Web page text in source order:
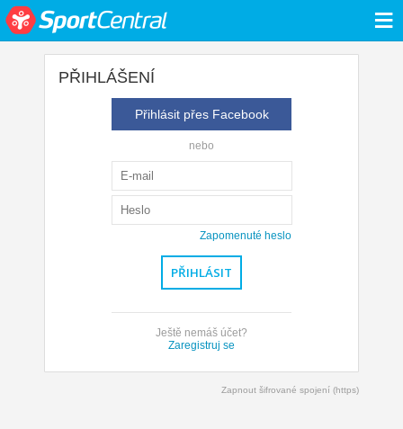
≡
PŘIHLÁŠENÍ
Přihlásit přes Facebook
nebo
Zapomenuté heslo
Ještě nemáš účet?
Zaregistruj se
Zapnout šifrované spojení (https)